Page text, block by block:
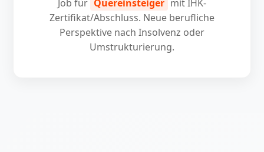
Job für Quereinsteiger mit IHK-
Zertifikat/Abschluss. Neue berufliche
Perspektive nach Insolvenz oder
Umstrukturierung.